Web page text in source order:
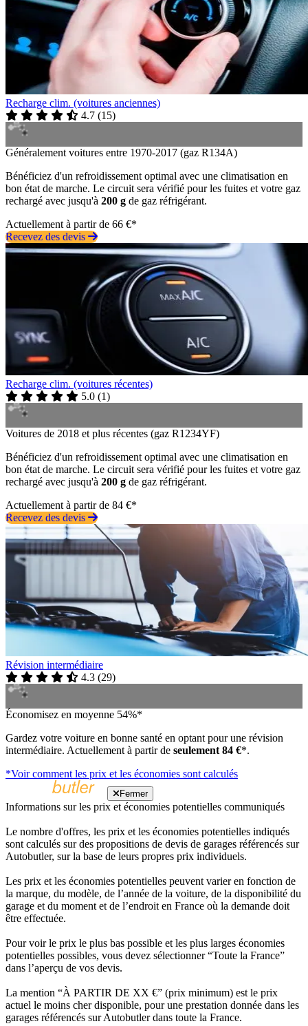
Recharge clim. (voitures anciennes)
4.7 (15)
Généralement voitures entre 1970-2017 (gaz R134A)
Bénéficiez d'un refroidissement optimal avec une climatisation en
bon état de marche. Le circuit sera vérifié pour les fuites et votre gaz
rechargé avec jusqu'à 200 g de gaz réfrigérant.
Actuellement à partir de 66 €*
Recevez des devis
Recharge clim. (voitures récentes)
5.0 (1)
Voitures de 2018 et plus récentes (gaz R1234YF)
Bénéficiez d'un refroidissement optimal avec une climatisation en
bon état de marche. Le circuit sera vérifié pour les fuites et votre gaz
rechargé avec jusqu'à 200 g de gaz réfrigérant.
Actuellement à partir de 84 €*
Recevez des devis
Révision intermédiaire
4.3 (29)
Économisez en moyenne 54%*
Gardez votre voiture en bonne santé en optant pour une révision
intermédiaire. Actuellement à partir de seulement 84 €*.
*Voir comment les prix et les économies sont calculés
Fermer
Informations sur les prix et économies potentielles communiqués
Le nombre d'offres, les prix et les économies potentielles indiqués
sont calculés sur des propositions de devis de garages référencés sur
Autobutler, sur la base de leurs propres prix individuels.
Les prix et les économies potentielles peuvent varier en fonction de
la marque, du modèle, de l’année de la voiture, de la disponibilité du
garage et du moment et de l’endroit en France où la demande doit
être effectuée.
Pour voir le prix le plus bas possible et les plus larges économies
potentielles possibles, vous devez sélectionner “Toute la France”
dans l’aperçu de vos devis.
La mention “À PARTIR DE XX €” (prix minimum) est le prix
actuel le moins cher disponible, pour une prestation donnée dans les
garages référencés sur Autobutler dans toute la France.